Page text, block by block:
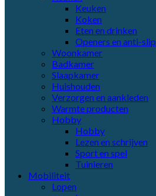
Keuken
Koken
Eten en drinken
Openers en anti-slip
Woonkamer
Badkamer
Slaapkamer
Huishouden
Verzorgen en aankleden
Warmte producten
Hobby
Hobby
Lezen en schrijven
Sport en spel
Tuinieren
Mobiliteit
Lopen